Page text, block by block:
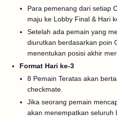
Para pemenang dari setiap
maju ke Lobby Final & Hari
Setelah ada pemain yang
diurutkan berdasarkan poin
menentukan posisi akhir
Format Hari ke-3
8 Pemain Teratas akan
checkmate.
Jika seorang pemain
akan menempatkan seluruh